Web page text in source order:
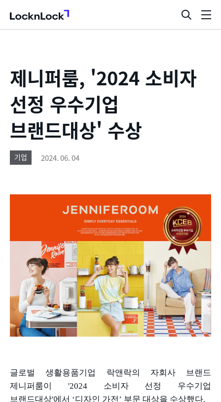
LocknLock
검
색
제니퍼룸, '2024 소비자
선정 우수기업
브랜드대상' 수상
기업 2024. 06. 04
글로벌 생활용품기업 락앤락의 자회사 브랜드
제니퍼룸이
'2024 소비자 선정 우수기업
브랜드대상'에서 ‘디자인 가전’ 부문 대상을 수상했다.